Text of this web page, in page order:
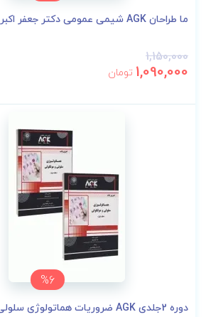
ما طراحان AGK شیمی عمومی دکتر جعفر اکبری
1,150,000
1,090,000 تومان
%6
دوره 2جلدی AGK ضروریات هماتولوژی سلولی و مولکولی و...